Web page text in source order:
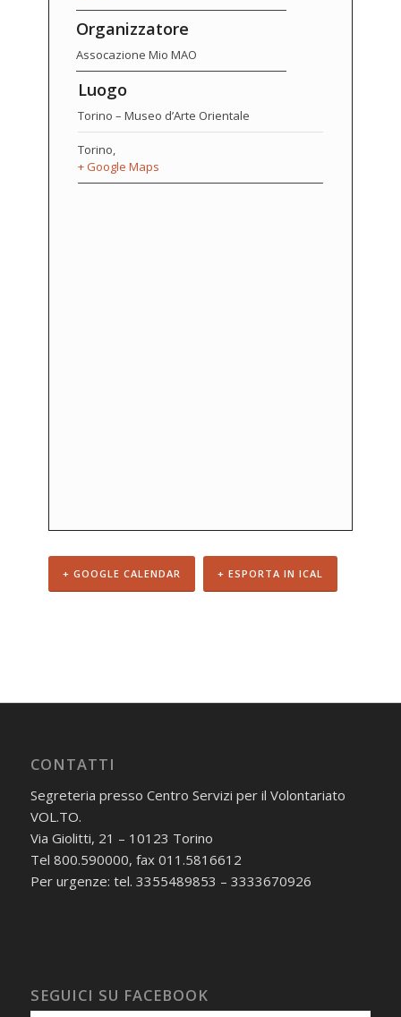
Organizzatore
Assocazione Mio MAO
Luogo
Torino – Museo d’Arte Orientale
Torino,
+ Google Maps
+ GOOGLE CALENDAR + ESPORTA IN ICAL
CONTATTI
Segreteria presso Centro Servizi per il Volontariato
VOL.TO.
Via Giolitti, 21 – 10123 Torino
Tel 800.590000, fax 011.5816612
Per urgenze: tel. 3355489853 – 3333670926
SEGUICI SU FACEBOOK